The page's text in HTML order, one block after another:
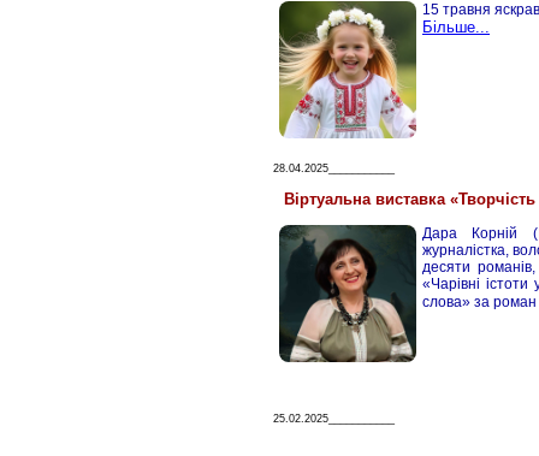
15 травня
Більше...
28.04.2025___________
Віртуальна виставка
Дара Корній
журналістка,
десяти
«Чарівні
слова» за
25.02.2025___________